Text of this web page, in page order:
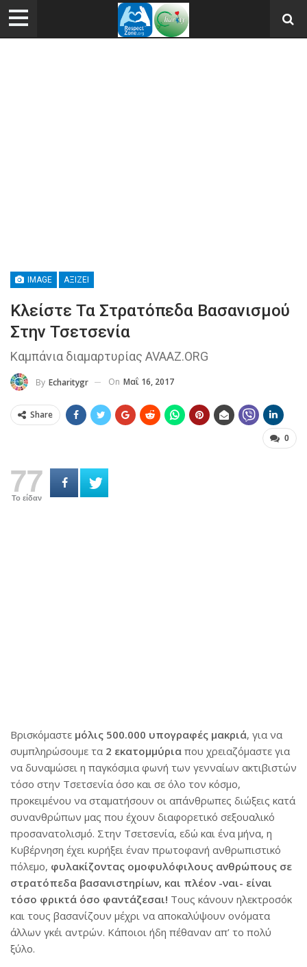
IMAGE ΑΞΊΖΕΙ
Κλείστε Τα Στρατόπεδα Βασανισμού
Στην Τσετσενία
Καμπάνια διαμαρτυρίας AVAAZ.ORG
By Echaritygr On Μαΐ 16, 2017
Share
0
77
Το είδαν
Βρισκόμαστε μόλις 500.000 υπογραφές μακριά, για να
συμπληρώσουμε τα 2 εκατομμύρια που χρειαζόμαστε για
να δυναμώσει η παγκόσμια φωνή των γενναίων ακτιβιστών
τόσο στην Τσετσενία όσο και σε όλο τον κόσμο,
προκειμένου να σταματήσουν οι απάνθρωπες διώξεις κατά
συνανθρώπων μας που έχουν διαφορετικό σεξουαλικό
προσανατολισμό. Στην Τσετσενία, εδώ και ένα μήνα, η
Κυβέρνηση έχει κυρήξει έναν πρωτοφανή ανθρωπιστικό
πόλεμο, φυλακίζοντας ομοφυλόφιλους ανθρώπους σε
στρατόπεδα βασανιστηρίων, και πλέον -ναι- είναι
τόσο φρικτά όσο φαντάζεσαι! Tους κάνουν ηλεκτροσόκ
και τους βασανίζουν μέχρι να αποκαλύψουν ονόματα
άλλων γκέι αντρών. Κάποιοι ήδη πέθαναν απ’ το πολύ
ξύλο.